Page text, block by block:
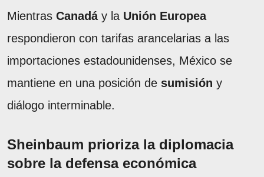
Mientras Canadáy la Unión Europea
respondieron con tarifas arancelarias a las
importaciones estadounidenses, México se
mantiene en una posición de sumisión y
diálogo interminable.
Sheinbaum prioriza la diplomacia
sobre la defensa económica